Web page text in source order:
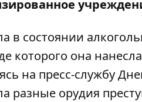
состоянии
которого она
на пресс-службу
разные орудия